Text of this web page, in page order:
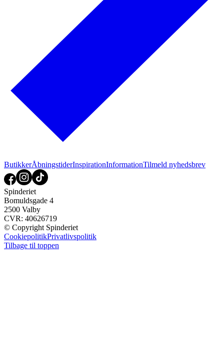
ButikkerÅbningstiderInspirationInformationTilmeld nyhedsbrev
Spinderiet
Bomuldsgade 4
2500 Valby
CVR: 40626719
© Copyright Spinderiet
CookiepolitikPrivatlivspolitik
Tilbage til toppen